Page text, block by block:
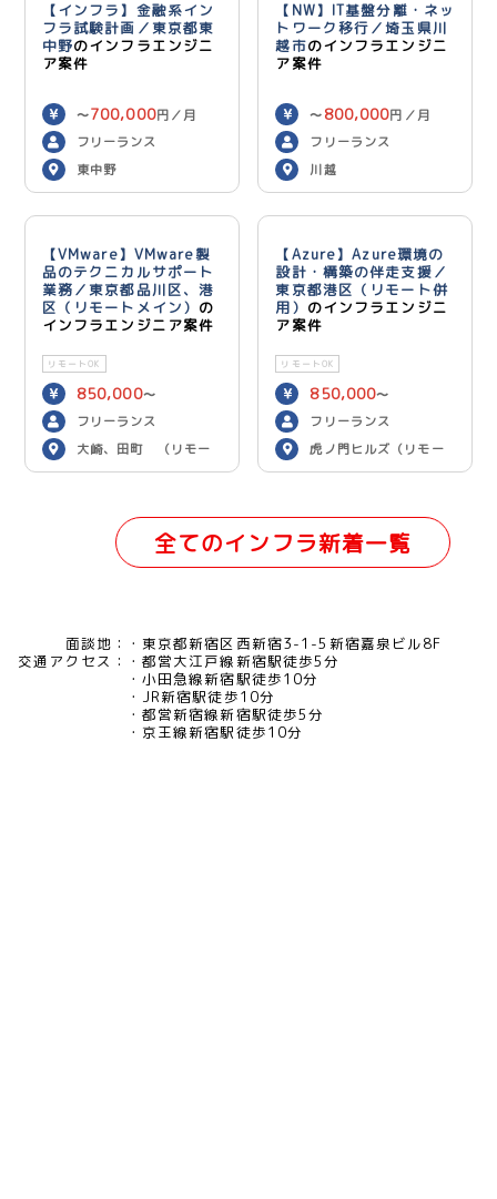
【インフラ】金融系イン
フラ試験計画／東京都東
中野のインフラエンジニ
ア案件
〜700,000円／月
フリーランス
東中野
【NW】IT基盤分離・ネッ
トワーク移行／埼玉県川
越市のインフラエンジニ
ア案件
〜 800,000円／月
フリーランス
川越
【VMware】VMware製
品のテクニカルサポート
業務／東京都品川区、港
区（リモートメイン） の
インフラエンジニア案件
リモートOK
850,000〜
900,000 円／月
フリーランス
大崎、田町 （リモー
トメイン）
【Azure】Azure環境の
設計・構築の伴走支援／
東京都港区（リモート併
用） のインフラエンジニ
ア案件
リモートOK
850,000〜
900,000 円／月
フリーランス
虎ノ門ヒルズ（リモー
ト併用）
全てのインフラ新着一覧
面談地：
東京都新宿区西新宿3-1-5新宿嘉泉ビル8F
交通アクセス：
都営大江戸線新宿駅徒歩5分
小田急線新宿駅徒歩10分
JR新宿駅徒歩10分
都営新宿線新宿駅徒歩5分
京王線新宿駅徒歩10分